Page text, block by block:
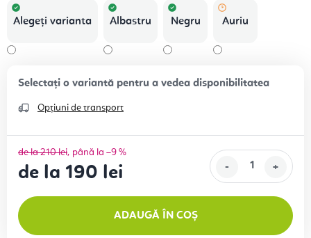
Alegeţi varianta Albastru Negru Auriu
Opțiuni de transport
de la 210 lei până la –9 %
de la 190 lei
ADAUGĂ ÎN COȘ